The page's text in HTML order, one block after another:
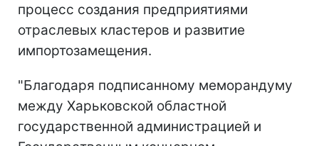
процесс создания предприятиями
отраслевых кластеров и развитие
импортозамещения.
"Благодаря подписанному меморандуму
между Харьковской областной
государственной администрацией и